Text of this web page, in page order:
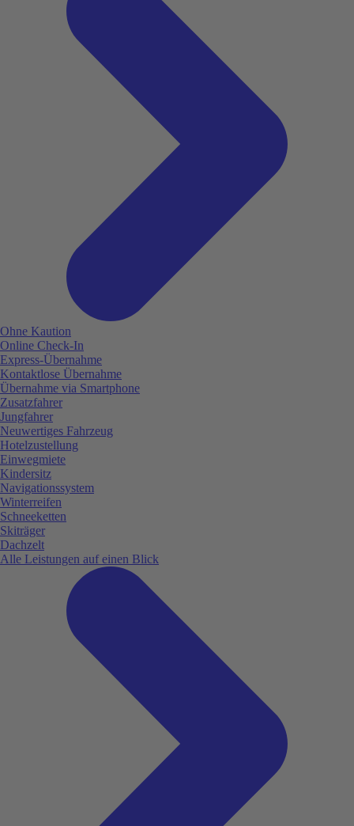
Ohne Kaution
Online Check-In
Express-Übernahme
Kontaktlose Übernahme
Übernahme via Smartphone
Zusatzfahrer
Jungfahrer
Neuwertiges Fahrzeug
Hotelzustellung
Einwegmiete
Kindersitz
Navigationssystem
Winterreifen
Schneeketten
Skiträger
Dachzelt
Alle Leistungen auf einen Blick